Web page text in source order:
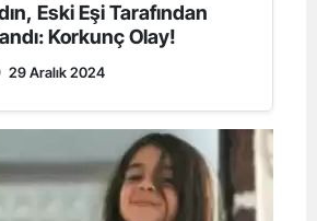
Eski Eşi Tarafından
Korkunç Olay!
29 Aralık 2024